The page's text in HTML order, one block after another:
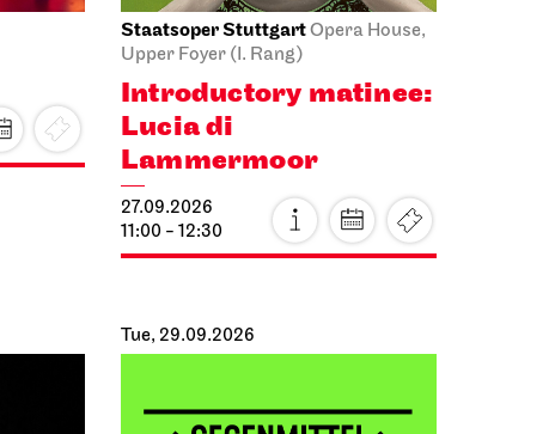
Staatsoper StuttgartOpera House,
Upper Foyer (I. Rang)
Introductory matinee:
Lucia di
Lammermoor
27.09.2026
11:00 - 12:30
Tue, 29.09.2026